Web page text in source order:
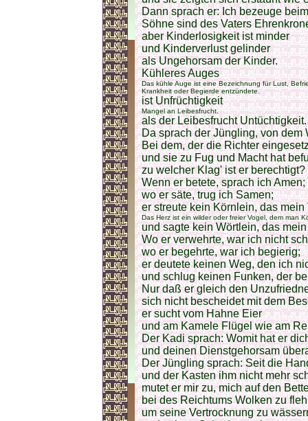
Dann sprach er: Ich bezeuge
Söhne sind des Vaters
aber Kinderlosigkeit ist minder
und Kinderverlust gelinder
als Ungehorsam der Kinder.
Kühleres Auges
Das kühle Auge ist eine Bezeichnung für Lust,
Krankheit oder Begierde entzündete.
ist Unfrüchtigkeit
Mangel an Leibesfrucht.
als der Leibesfrucht Untüchtigkeit.
Da sprach der Jüngling, von dem
Bei dem, der die Richter
und sie zu Fug und Macht hat
zu welcher Klag' ist er berechtigt?
Wenn er betete, sprach ich Amen;
wo er säte, trug ich Samen;
er streute kein Körnlein, das
Das Herz ist ein wilder oder freier Vogel, dem man
und sagte kein Wörtlein, das
Wo er verwehrte, war ich nicht
wo er begehrte, war ich begierig;
er deutete keinen Weg, den ich
und schlug keinen Funken, der
Nur daß er gleich den
sich nicht bescheidet mit dem
er sucht vom Hahne Eier
und am Kamele Flügel wie am
Der Kadi sprach: Womit hat er
und deinen Dienstgehorsam
Der Jüngling sprach: Seit die
und der Kasten ihm nicht mehr
mutet er mir zu, mich auf den
bei des Reichtums Wolken zu
um seine Vertrocknung zu